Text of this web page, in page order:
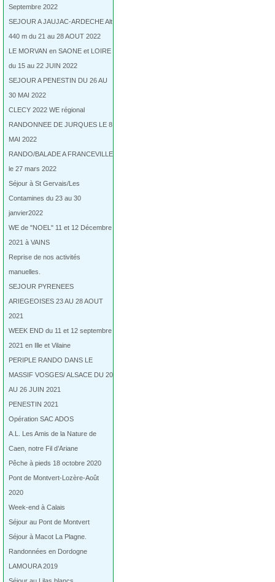
Septembre 2022
SEJOUR A JAUJAC-ARDECHE Alt
440 m du 21 au 28 AOUT 2022
LE MORVAN en SAONE et LOIRE
du 15 au 22 JUIN 2022
SEJOUR A PENESTIN DU 26 AU
30 MAI 2022
CLECY 2022 WE régional
RANDONNEE DE JURQUES LE 8
MAI 2022
RANDO/BALADE A FRANCEVILLE
le 27 mars 2022
Séjour à St Gervais/Les
Contamines du 23 au 30
janvier2022
WE de "NOEL" 11 et 12 Décembre
2021 à VAINS
Reprise de nos activités
manuelles.
SEJOUR PYRENEES
ARIEGEOISES 23 AU 28 AOUT
2021
WEEK END du 11 et 12 septembre
2021 en Ille et Vilaine
PERIPLE RANDO DANS LE
MASSIF VOSGES/ ALSACE DU 20
AU 26 JUIN 2021
PENESTIN 2021
Opération SAC ADOS
A.L. Les Amis de la Nature de
Caen, notre Fil d’Ariane
Pêche à pieds 18 octobre 2020
Pont de Montvert-Lozère-Août
2020
Week-end à Calais
Séjour au Pont de Montvert
Séjour à Macot La Plagne.
Randonnées en Dordogne
LAMOURA 2019